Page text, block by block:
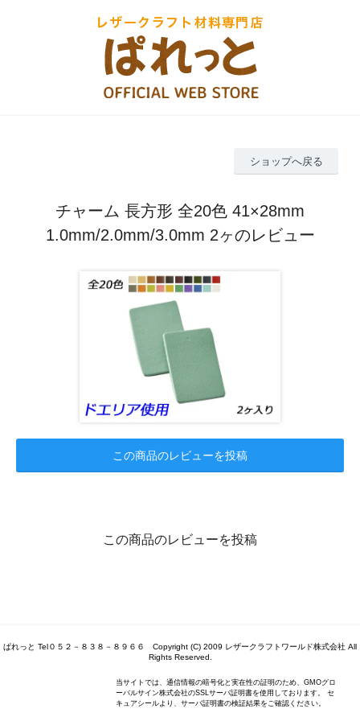
ショップへ戻る
チャーム 長方形 全20色 41×28mm
1.0mm/2.0mm/3.0mm 2ヶのレビュー
この商品のレビューを投稿
この商品のレビューを投稿
ぱれっと Tel０５２－８３８－８９６６ Copyright (C) 2009 レザークラフトワールド株式会社 All
Rights Reserved.
当サイトでは、通信情報の暗号化と実在性の証明のため、GMOグロ
ーバルサイン株式会社のSSLサーバ証明書を使用しております。 セ
キュアシールより、サーバ証明書の検証結果をご確認ください。